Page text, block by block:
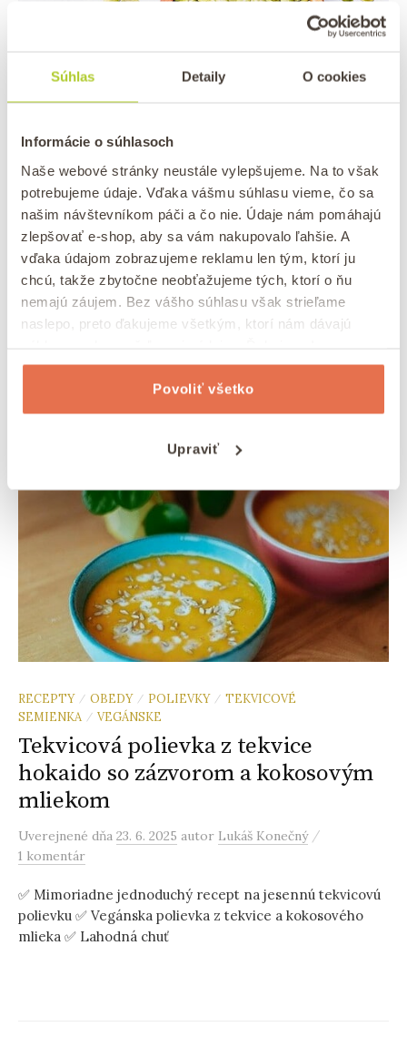
Súhlas Detaily O cookies
Informácie o súhlasoch
Naše webové stránky neustále vylepšujeme. Na to však
potrebujeme údaje. Vďaka vášmu súhlasu vieme, čo sa
našim návštevníkom páči a čo nie. Údaje nám pomáhajú
zlepšovať e-shop, aby sa vám nakupovalo ľahšie. A
vďaka údajom zobrazujeme reklamu len tým, ktorí ju
chcú, takže zbytočne neobťažujeme tých, ktorí o ňu
nemajú záujem. Bez vášho súhlasu však strieľame
naslepo, preto ďakujeme všetkým, ktorí nám dávajú
Povoliť všetko
Upraviť
Tekvicové semienka – všetko, čo o
nich potrebujete vedieť
Uverejnené 27. 6. 2025 autor Lukáš Konečný
0 komentár
✅ Čo sú to tekvicové semienka? ✅ Ako jesť tekvicové
semienka? ✅ Účinky tekvicových semienok ✅ Tekvicové
RECEPTY / OBEDY / POLIEVKY / TEKVICOVÉ
SEMIENKA
/ VEGÁNSKE
Tekvicová polievka z tekvice
hokaido so zázvorom a kokosovým
mliekom
Uverejnené dňa 23. 6. 2025 autor Lukáš Konečný /
1 komentár
✅ Mimoriadne jednoduchý recept na jesennú tekvicovú
polievku ✅ Vegánska polievka z tekvice a kokosového
mlieka ✅ Lahodná chuť